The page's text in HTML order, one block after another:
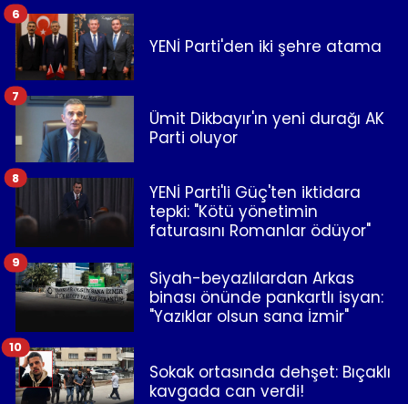
YENİ Parti'den iki şehre atama
6
Ümit Dikbayır'ın yeni durağı AK
Parti oluyor
7
YENİ Parti'li Güç'ten iktidara
tepki: "Kötü yönetimin
faturasını Romanlar ödüyor"
8
Siyah-beyazlılardan Arkas
binası önünde pankartlı isyan:
"Yazıklar olsun sana İzmir"
9
Sokak ortasında dehşet: Bıçaklı
kavgada can verdi!
10